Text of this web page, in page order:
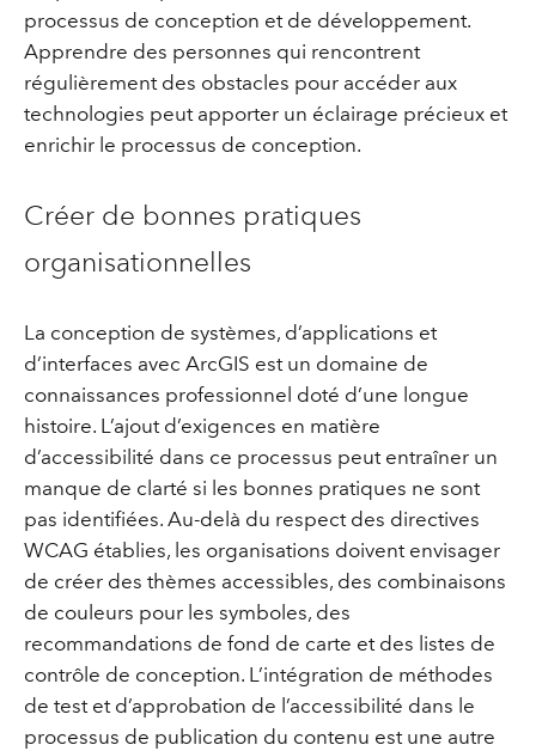
processus de conception et de développement.
Apprendre des personnes qui rencontrent
régulièrement des obstacles pour accéder aux
technologies peut apporter un éclairage précieux et
enrichir le processus de conception.
Créer de bonnes pratiques
organisationnelles
La conception de systèmes, d’applications et
d’interfaces avec ArcGIS est un domaine de
connaissances professionnel doté d’une longue
histoire. L’ajout d’exigences en matière
d’accessibilité dans ce processus peut entraîner un
manque de clarté si les bonnes pratiques ne sont
pas identifiées. Au-delà du respect des directives
WCAG établies, les organisations doivent envisager
de créer des thèmes accessibles, des combinaisons
de couleurs pour les symboles, des
recommandations de fond de carte et des listes de
contrôle de conception. L’intégration de méthodes
de test et d’approbation de l’accessibilité dans le
processus de publication du contenu est une autre